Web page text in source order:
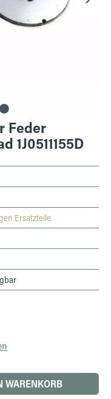
Feder
1J0511155D
Ersatzteile
Wert
WARENKORB